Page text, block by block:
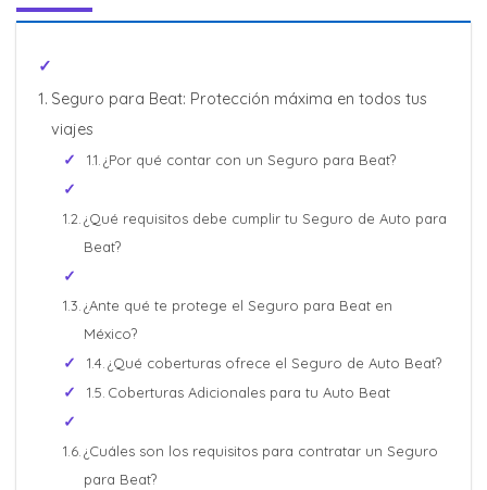
Increíbles
Cotizar Ahora
Seguro para Beat: Protección máxima en todos tus
viajes
¿Por qué contar con un Seguro para Beat?
¿Qué requisitos debe cumplir tu Seguro de Auto para
Beat?
¿Ante qué te protege el Seguro para Beat en
México?
¿Qué coberturas ofrece el Seguro de Auto Beat?
Coberturas Adicionales para tu Auto Beat
¿Cuáles son los requisitos para contratar un Seguro
para Beat?